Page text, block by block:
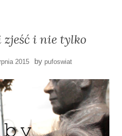
i nie tylko
2015 by pufoswiat